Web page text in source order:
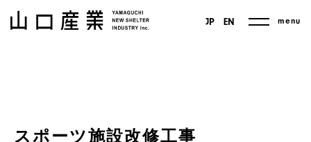
JP EN menu
スポーツ施設改修工事